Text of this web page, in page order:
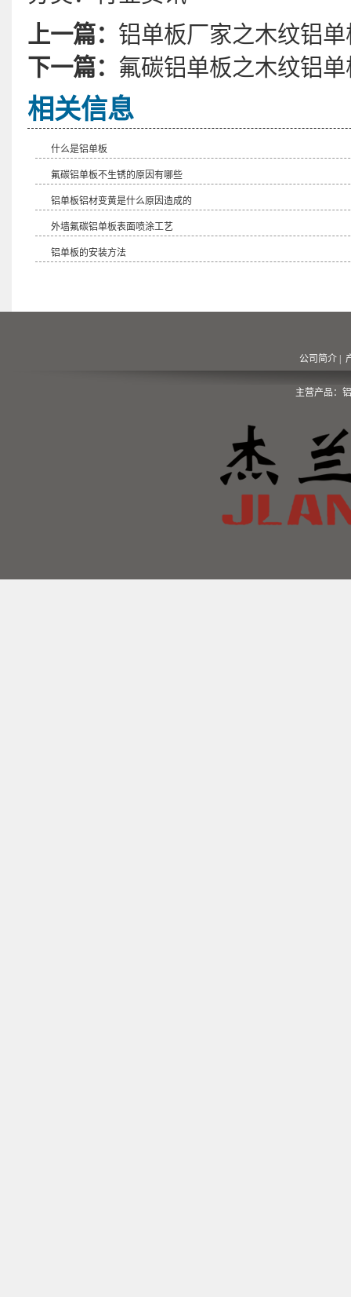
上一篇： 铝单板厂家之木纹铝
下一篇： 氟碳铝单板之木纹铝
相关信息
什么是铝单板
氟碳铝单板不生锈的原因有哪些
铝单板铝材变黄是什么原因造成的
外墙氟碳铝单板表面喷涂工艺
铝单板的安装方法
公司简介 |
主营产品：